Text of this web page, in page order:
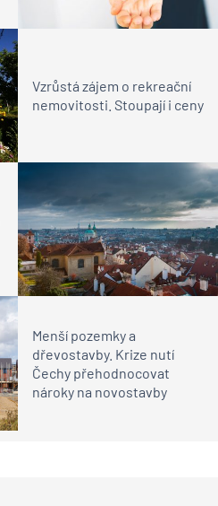
Vzrůstá zájem o rekreační
nemovitosti. Stoupají i ceny
Menší pozemky a
dřevostavby. Krize nutí
Čechy přehodnocovat
nároky na novostavby